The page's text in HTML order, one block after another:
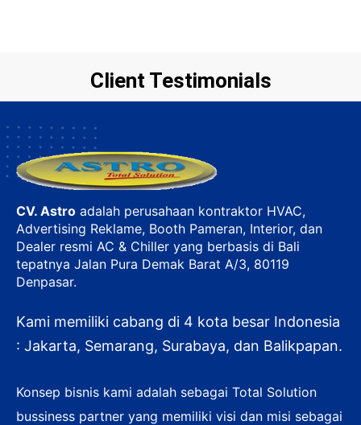
Client Testimonials
CV. Astro adalah perusahaan kontraktor HVAC,
Advertising Reklame, Booth Pameran, Interior, dan
Dealer resmi AC & Chiller yang berbasis di Bali
tepatnya Jalan Pura Demak Barat A/3, 80119
Denpasar.
Kami memiliki cabang di 4 kota besar Indonesia
: Jakarta, Semarang, Surabaya, dan Balikpapan.
Konsep bisnis kami adalah sebagai Total Solution
bussiness partner yang memiliki visi dan misi sebagai